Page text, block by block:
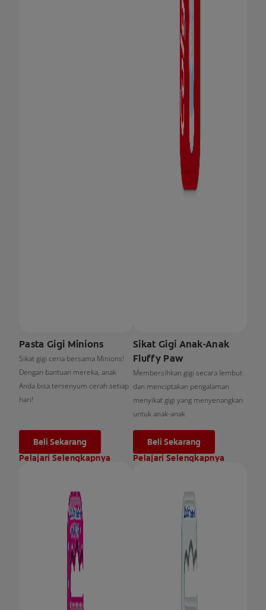
Pasta Gigi Minions
Sikat gigi ceria bersama Minions!
Dengan bantuan mereka, anak
Anda bisa tersenyum cerah setiap
hari!
Beli Sekarang
Pelajari Selengkapnya
Sikat Gigi Anak-Anak
Fluffy Paw
Membersihkan gigi secara lembut
dan menciptakan pengalaman
menyikat gigi yang menyenangkan
untuk anak-anak
Beli Sekarang
Pelajari Selengkapnya